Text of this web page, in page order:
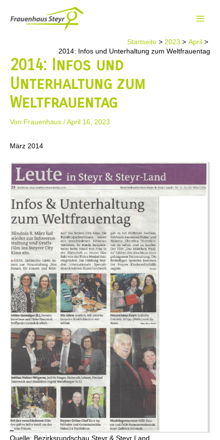
Inhalt
springen
Startseite 2023
April
2014: Infos und Unterhaltung zum Weltfrauentag
2014: Infos und
Unterhaltung zum
Weltfrauentag
Von Frauenhaus /April 16, 2023
März 2014
Quelle: Bezirksrundschau Steyr & Steyr Land